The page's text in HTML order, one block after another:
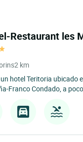
Restaurant les
2 km
hotel Teritoria ubicado
Franco Condado, a